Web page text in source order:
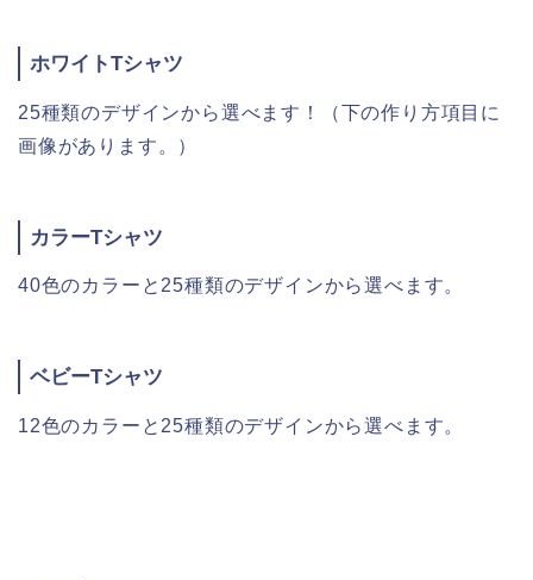
ホワイトTシャツ
25種類のデザインから選べます！（下の作り方項目に
画像があります。）
カラーTシャツ
40色のカラーと25種類のデザインから選べます。
ベビーTシャツ
12色のカラーと25種類のデザインから選べます。